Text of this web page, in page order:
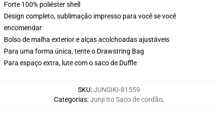
Forte 100% poliéster shell
Design completo, sublimação impresso para você se você
encomendar
Bolso de malha exterior e alças acolchoadas ajustáveis
Para uma forma única, tente o Drawstring Bag
Para espaço extra, lute com o saco de Duffle
SKU:JUNSIKI-81559
Categorias:Junji Ito Saco de cordão,